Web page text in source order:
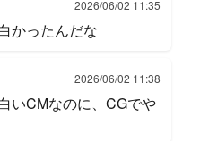
2026/06/02 11:35
かったんだな
2026/06/02 11:38
いCMなのに、CGでや